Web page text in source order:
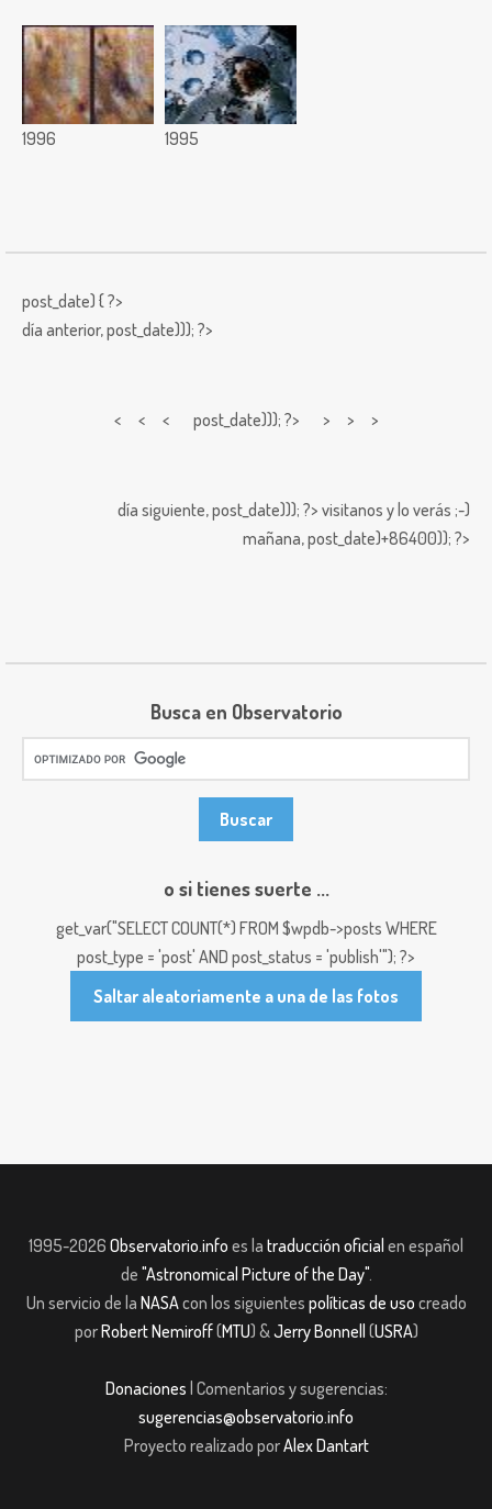
1996 1995
post_date) { ?>
día anterior,post_date))); ?>
< < < post_date))); ?> > > >
día siguiente,post_date))); ?> visitanos y lo verás ;-)
mañana,post_date)+86400)); ?>
Busca en Observatorio
o si tienes suerte ...
get_var("SELECT COUNT(*) FROM $wpdb->posts WHERE
post_type = 'post' AND post_status = 'publish'"); ?>
Saltar aleatoriamente a una de las fotos
1995-2026 Observatorio.info es la traducción oficial en español
de "Astronomical Picture of the Day".
Un servicio de la NASAcon los siguientes políticas de uso creado
porRobert Nemiroff(MTU) &Jerry Bonnell (USRA)
Donaciones | Comentarios y sugerencias:
sugerencias@observatorio.info
Proyecto realizado porAlex Dantart